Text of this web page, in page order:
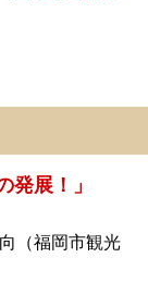
発展！」
（福岡市観光